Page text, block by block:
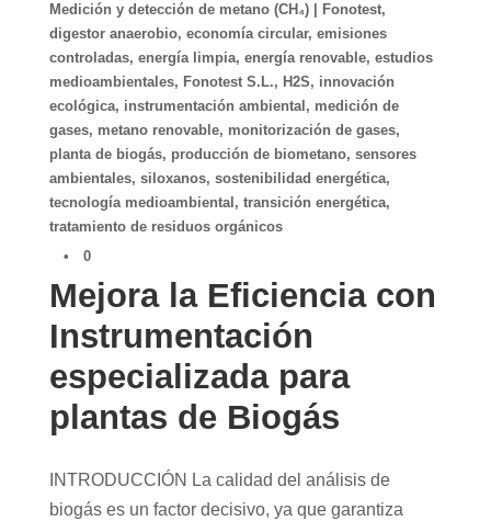
Medición y detección de metano (CH₄) | Fonotest,
digestor anaerobio, economía circular, emisiones
controladas, energía limpia, energía renovable, estudios
medioambientales, Fonotest S.L., H2S, innovación
ecológica, instrumentación ambiental , medición de
gases, metano renovable, monitorización de gases,
planta de biogás, producción de biometano, sensores
ambientales, siloxanos, sostenibilidad energética,
tecnología medioambiental , transición energética,
tratamiento de residuos orgánicos
•
0
Mejora la Eficiencia con
Instrumentación
especializada para
plantas de Biogás
INTRODUCCIÓN La calidad del análisis de
biogás es un factor decisivo, ya que garantiza